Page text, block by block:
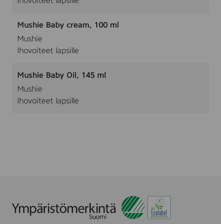
Mushie Baby cream, 100 ml
Mushie
Ihovoiteet lapsille
Mushie Baby Oil, 145 ml
Mushie
Ihovoiteet lapsille